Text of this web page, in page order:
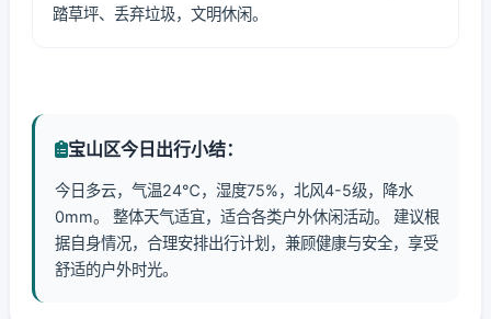
踏草坪、丢弃垃圾，文明休闲。
宝山区今日出行小结：
今日多云，气温24℃，湿度75%，北风4-5级，降水
0mm。 整体天气适宜，适合各类户外休闲活动。 建议根
据自身情况，合理安排出行计划，兼顾健康与安全，享受
舒适的户外时光。